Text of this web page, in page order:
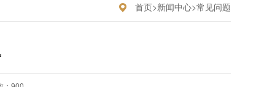
首页>新闻中心>常见问题